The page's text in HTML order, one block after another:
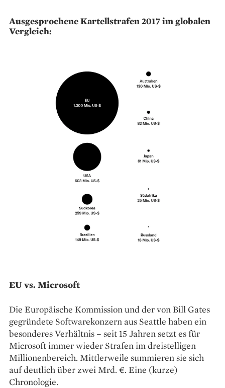
Ausgesprochene Kartellstrafen 2017 im globalen
Vergleich:
EU vs. Microsoft
Die Europäische Kommission und der von Bill Gates
gegründete Softwarekonzern aus Seattle haben ein
besonderes Verhältnis – seit 15 Jahren setzt es für
Microsoft immer wieder Strafen im dreistelligen
Millionenbereich. Mittlerweile summieren sie sich
auf deutlich über zwei Mrd. €. Eine (kurze)
Chronologie.